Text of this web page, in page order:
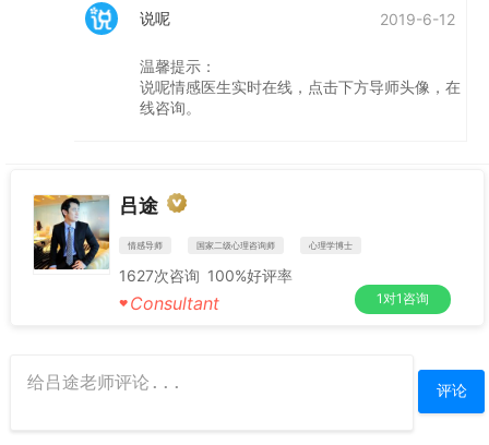
说呢 2019-6-12
温馨提示：
说呢情感医生实时在线，点击下方导师头像，在
线咨询。
吕途
情感导师 国家二级心理咨询师 心理学博士
1627次咨询 100%好评率
♥ Consultant 1对1咨询